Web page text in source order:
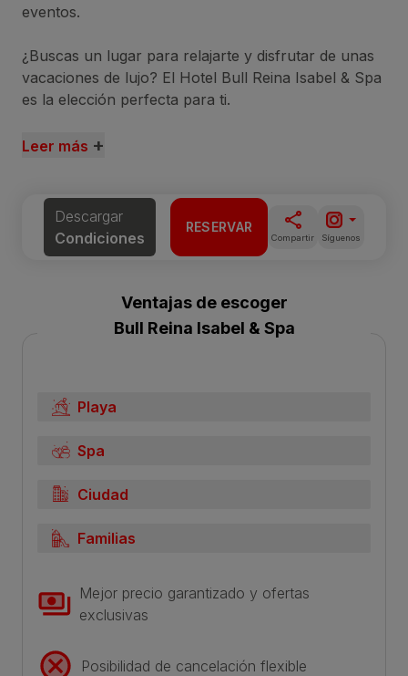
eventos.
¿Buscas un lugar para relajarte y disfrutar de unas
vacaciones de lujo? El Hotel Bull Reina Isabel & Spa
es la elección perfecta para ti.
Leer más +
Descargar
Condiciones
RESERVAR
Compartir Síguenos
Ventajas de escoger
Bull Reina Isabel & Spa
Playa
Spa
Ciudad
Familias
Mejor precio garantizado y ofertas
exclusivas
Posibilidad de cancelación flexible